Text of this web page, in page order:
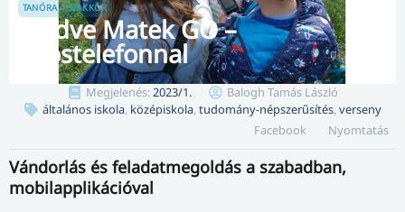
TANÓRA – SZAKKÖR
Medve Matek GO –
okostelefonnal
Megjelenés:2023/1.
Balogh Tamás László
általános iskola, középiskola, tudomány-népszerűsítés, verseny
Facebook
Nyomtatás
Vándorlás és feladatmegoldás a szabadban,
mobilapplikációval